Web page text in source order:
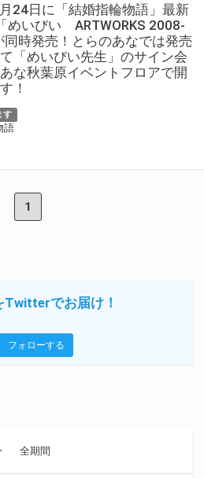
24日に「結婚指輪物語」最新
めいびい ARTWORKS 2008‐
同時発売！とらのあなでは発売
「めいびい先生」のサイン会
な秋葉原イベントフロアで開
！
す
語
1
Twitterでお届け！
フォローする
全期間